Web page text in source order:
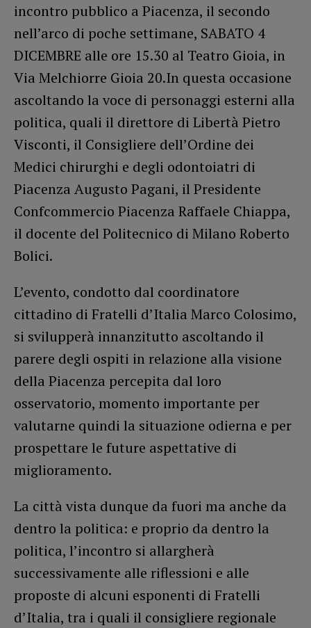
incontro pubblico a Piacenza, il secondo
nell’arco di poche settimane, SABATO 4
DICEMBRE alle ore 15.30 al Teatro Gioia, in
Via Melchiorre Gioia 20.In questa occasione
ascoltando la voce di personaggi esterni alla
politica, quali il direttore di Libertà Pietro
Visconti, il Consigliere dell’Ordine dei
Medici chirurghi e degli odontoiatri di
Piacenza Augusto Pagani, il Presidente
Confcommercio Piacenza Raffaele Chiappa,
il docente del Politecnico di Milano Roberto
Bolici.
L’evento, condotto dal coordinatore
cittadino di Fratelli d’Italia Marco Colosimo,
si svilupperà innanzitutto ascoltando il
parere degli ospiti in relazione alla visione
della Piacenza percepita dal loro
osservatorio, momento importante per
valutarne quindi la situazione odierna e per
prospettare le future aspettative di
miglioramento.
La città vista dunque da fuori ma anche da
dentro la politica: e proprio da dentro la
politica, l’incontro si allargherà
successivamente alle riflessioni e alle
proposte di alcuni esponenti di Fratelli
d’Italia, tra i quali il consigliere regionale